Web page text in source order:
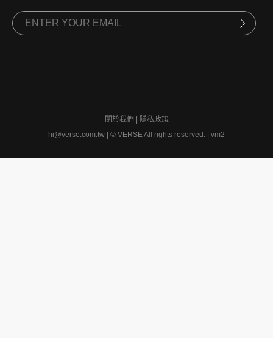
關於我們
隱私政策
hi@verse.com.tw
© VERSE All rights reserved. | vm2